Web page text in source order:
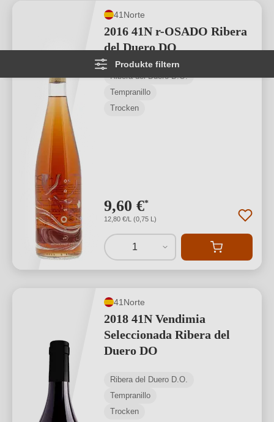
Produkte filtern
41Norte
2016 41N r-OSADO Ribera
del Duero DO
Ribera del Duero D.O.
Tempranillo
Trocken
9,60 €*
12,80 €/L (0,75 L)
1
41Norte
2018 41N Vendimia
Seleccionada Ribera del
Duero DO
Ribera del Duero D.O.
Tempranillo
Trocken